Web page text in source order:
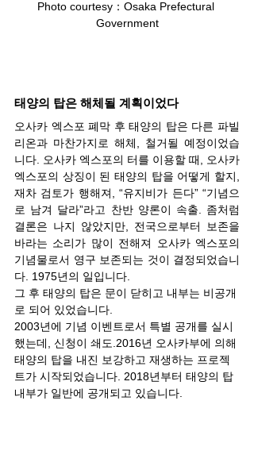
Photo courtesy：Osaka Prefectural
Government
태양의 탑은 해체될 계획이었다
오사카 엑스포 폐막 후 태양의 탑은 다른 파빌
리온과 마찬가지로 해체, 철거될 예정이었습
니다. 오사카 엑스포의 터를 이용할 때, 오사카
엑스포의 상징이 된 태양의 탑을 어떻게 할지,
재차 검토가 행해져, “유지비가 든다” “기념으
로 남겨 달라”라고 찬반 양론이 속출. 좀처럼
결론은 나지 않았지만, 전국으로부터 보존을
바라는 소리가 많이 전해져 오사카 엑스포의
기념물로서 영구 보존되는 것이 결정되었습니
다. 1975년의 일입니다.
그 후 태양의 탑은 문이 닫히고 내부는 비공개
로 되어 있었습니다.
2003년에 기념 이벤트로서 특별 공개를 실시
했는데, 신청이 쇄도.2016년 오사카부에 의해
태양의 탑을 내진 보강하고 재생하는 프로젝
트가 시작되었습니다. 2018년부터 태양의 탑
내부가 일반에 공개되고 있습니다.